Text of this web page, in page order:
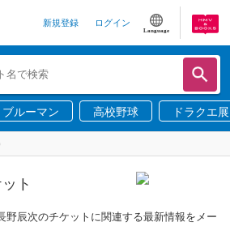
新規登録 ログイン
Language
ブルーマン 高校野球 ドラクエ展
ト
野辰次のチケットに関連する最新情報をメー